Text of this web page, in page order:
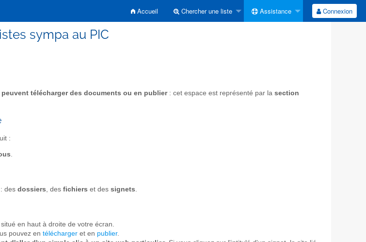
Accueil Chercher une liste Assistance Connexion
sympa au PIC
télécharger des documents ou en publier: cet espace est représenté par la section
:
.
: des dossiers , des fichiers et des signets
situé en haut à droite de votre écran.
pouvez en télécharger et en publier.